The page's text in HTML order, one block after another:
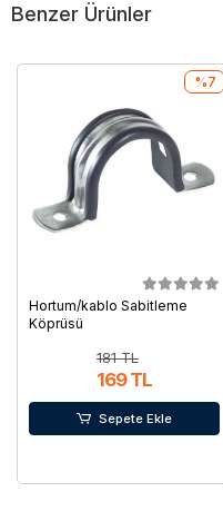
Benzer Ürünler
Hortum/kablo Sabitleme
Köprüsü
181 TL
169 TL
%7
Sepete Ekle